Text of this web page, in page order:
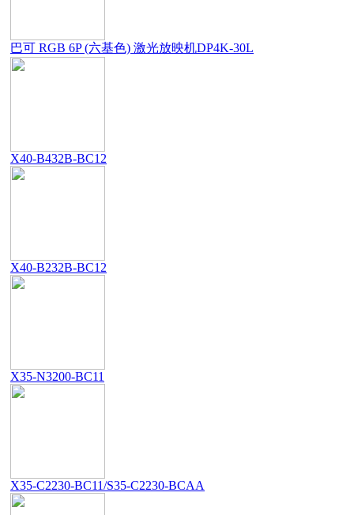
巴可 RGB 6P (六基色) 激光放映机DP4K-30L
X40-B432B-BC12
X40-B232B-BC12
X35-N3200-BC11
X35-C2230-BC11/S35-C2230-BCAA